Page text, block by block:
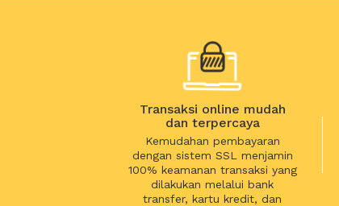
Transaksi online mudah
dan terpercaya
Kemudahan pembayaran
dengan sistem SSL menjamin
100% keamanan transaksi yang
dilakukan melalui bank
transfer, kartu kredit, dan